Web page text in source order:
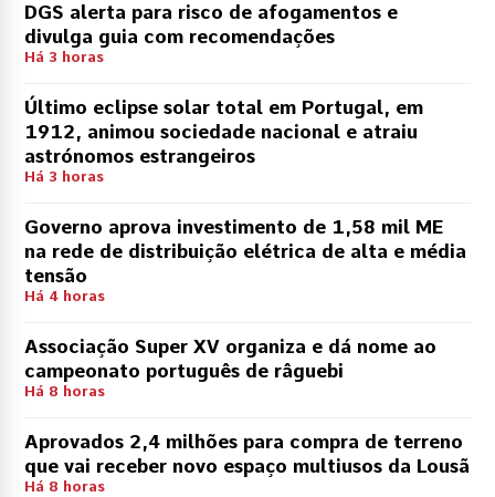
DGS alerta para risco de afogamentos e
divulga guia com recomendações
Há 3 horas
Último eclipse solar total em Portugal, em
1912, animou sociedade nacional e atraiu
astrónomos estrangeiros
Há 3 horas
Governo aprova investimento de 1,58 mil ME
na rede de distribuição elétrica de alta e média
tensão
Há 4 horas
Associação Super XV organiza e dá nome ao
campeonato português de râguebi
Há 8 horas
Aprovados 2,4 milhões para compra de terreno
que vai receber novo espaço multiusos da Lousã
Há 8 horas